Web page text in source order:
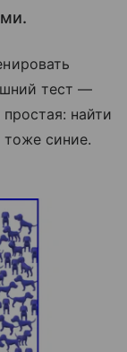
тест —
найти
тоже синие.